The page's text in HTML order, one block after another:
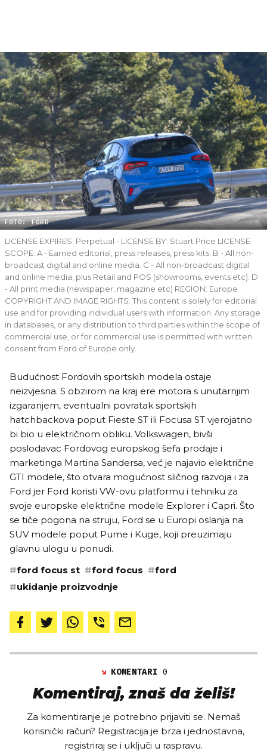
FOTO: FORD
LICENSE EXPIRES: Perpetual - LICENSE BY: Stuart Price LICENSE
SCOPE: A - Earned editorial, press releases, press kits. B - All non-
broadcast digital and online media. C - All non-broadcast digital
and online media, plus Retail and POS (showrooms, events etc). D
- All print media (newspaper, magazine etc) REGION: Europe
COPYRIGHT AND IMAGE RIGHTS: This content is solely for editorial
use and for providing individual users with information. Any storage
in databases, or any distribution to third parties within the scope of
commercial use, or for commercial use is permitted with written
consent from Ford of Europe only.
Budućnost Fordovih sportskih modela ostaje
neizvjesna. S obzirom na kraj ere motora s unutarnjim
izgaranjem, eventualni povratak sportskih
hatchbackova poput Fieste ST ili Focusa ST vjerojatno
bi bio u električnom obliku. Volkswagen, bivši
poslodavac Fordovog europskog šefa prodaje i
marketinga Martina Sandersa, već je najavio električne
GTI modele, što otvara mogućnost sličnog razvoja i za
Ford jer Ford koristi VW-ovu platformu i tehniku za
svoje europske električne modele Explorer i Capri. Što
se tiče pogona na struju, Ford se u Europi oslanja na
SUV modele poput Pume i Kuge, koji preuzimaju
glavnu ulogu u ponudi.
#ford focus st #ford focus #ford
#ukidanje proizvodnje
KOMENTARI0
Komentiraj, znaš da želiš!
Za komentiranje je potrebno prijaviti se. Nemaš
korisnički račun? Registracija je brza i jednostavna,
registriraj se i uključi u raspravu.